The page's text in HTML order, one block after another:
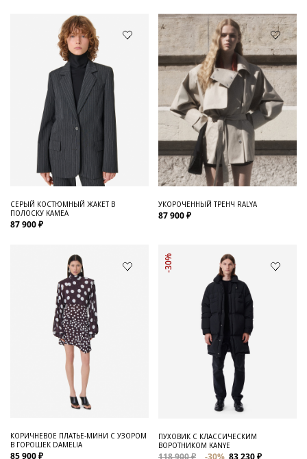
СЕРЫЙ КОСТЮМНЫЙ ЖАКЕТ В
ПОЛОСКУ KAMEA
87 900 ₽
УКОРОЧЕННЫЙ ТРЕНЧ RALYA
87 900 ₽
КОРИЧНЕВОЕ ПЛАТЬЕ-МИНИ С УЗОРОМ
В ГОРОШЕК DAMELIA
85 900 ₽
-30%
ПУХОВИК С КЛАССИЧЕСКИМ
ВОРОТНИКОМ KANYE
118 900 ₽ -30% 83 230 ₽